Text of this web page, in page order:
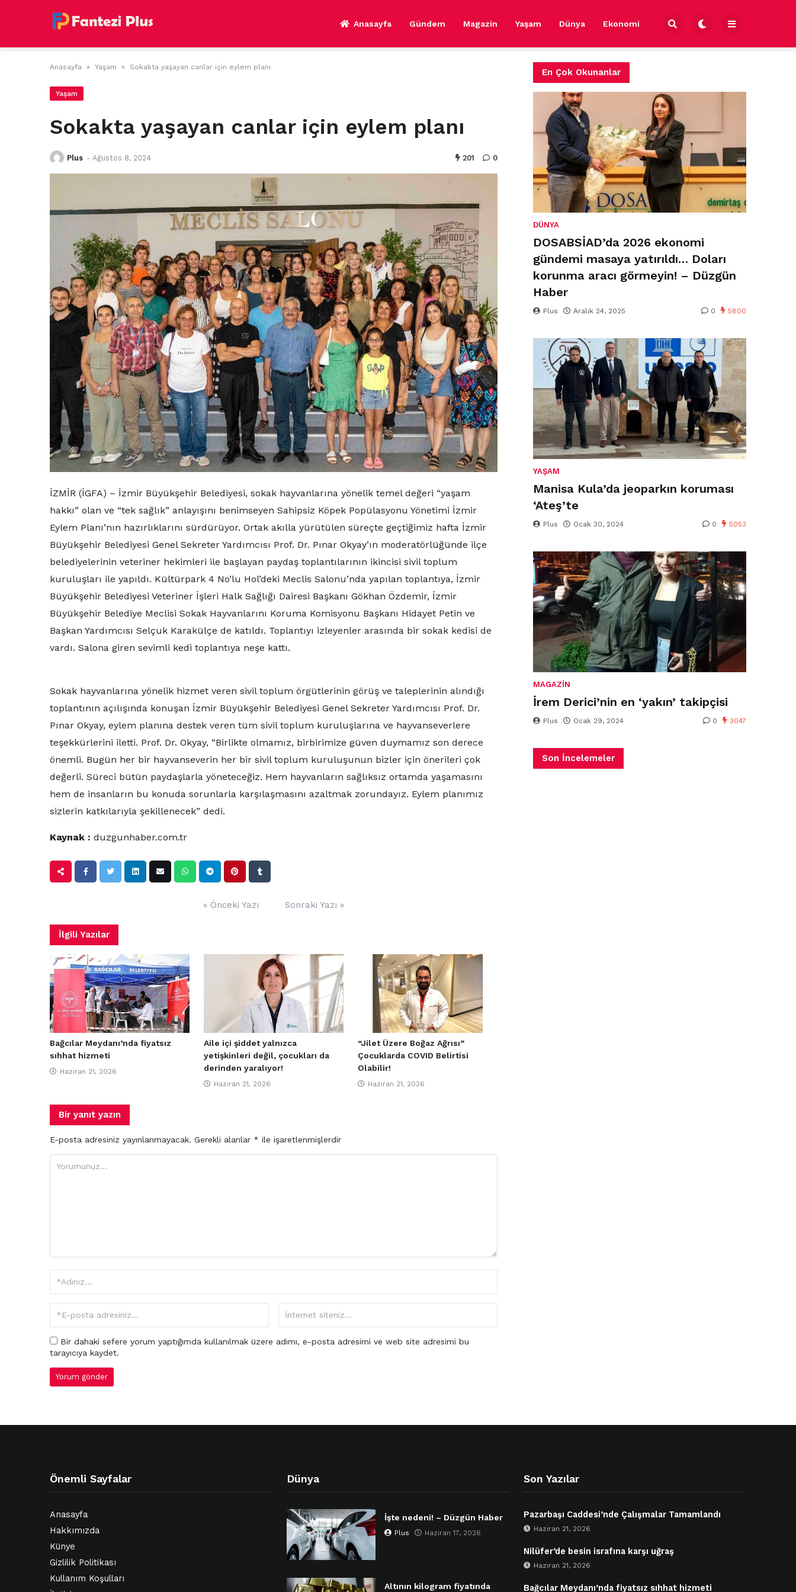
Anasayfa Gündem Magazin Yaşam Dünya Ekonomi
Anasayfa » Yaşam » Sokakta yaşayan canlar için eylem planı
Yaşam
Sokakta yaşayan canlar için eylem planı
Plus - Ağustos 8, 2024 201 0
İZMİR (İGFA) – İzmir Büyükşehir Belediyesi, sokak hayvanlarına yönelik temel değeri “yaşam
hakkı” olan ve “tek sağlık” anlayışını benimseyen Sahipsiz Köpek Popülasyonu Yönetimi İzmir
Eylem Planı’nın hazırlıklarını sürdürüyor. Ortak akılla yürütülen süreçte geçtiğimiz hafta İzmir
Büyükşehir Belediyesi Genel Sekreter Yardımcısı Prof. Dr. Pınar Okyay’ın moderatörlüğünde ilçe
belediyelerinin veteriner hekimleri ile başlayan paydaş toplantılarının ikincisi sivil toplum
kuruluşları ile yapıldı. Kültürpark 4 No’lu Hol’deki Meclis Salonu’nda yapılan toplantıya, İzmir
Büyükşehir Belediyesi Veteriner İşleri Halk Sağlığı Dairesi Başkanı Gökhan Özdemir, İzmir
Büyükşehir Belediye Meclisi Sokak Hayvanlarını Koruma Komisyonu Başkanı Hidayet Petin ve
Başkan Yardımcısı Selçuk Karakülçe de katıldı. Toplantıyı izleyenler arasında bir sokak kedisi de
vardı. Salona giren sevimli kedi toplantıya neşe kattı.
Sokak hayvanlarına yönelik hizmet veren sivil toplum örgütlerinin görüş ve taleplerinin alındığı
toplantının açılışında konuşan İzmir Büyükşehir Belediyesi Genel Sekreter Yardımcısı Prof. Dr.
Pınar Okyay, eylem planına destek veren tüm sivil toplum kuruluşlarına ve hayvanseverlere
teşekkürlerini iletti. Prof. Dr. Okyay, “Birlikte olmamız, birbirimize güven duymamız son derece
önemli. Bugün her bir hayvanseverin her bir sivil toplum kuruluşunun bizler için önerileri çok
değerli. Süreci bütün paydaşlarla yöneteceğiz. Hem hayvanların sağlıksız ortamda yaşamasını
hem de insanların bu konuda sorunlarla karşılaşmasını azaltmak zorundayız. Eylem planımız
sizlerin katkılarıyla şekillenecek” dedi.
Kaynak : duzgunhaber.com.tr
« Önceki Yazı Sonraki Yazı »
İlgili Yazılar
Bağcılar Meydanı’nda fiyatsız
sıhhat hizmeti
Haziran 21, 2026
Aile içi şiddet yalnızca
yetişkinleri değil, çocukları da
derinden yaralıyor!
Haziran 21, 2026
“Jilet Üzere Boğaz Ağrısı”
Çocuklarda COVID Belirtisi
Olabilir!
Haziran 21, 2026
Bir yanıt yazın
E-posta adresiniz yayınlanmayacak. Gerekli alanlar * ile işaretlenmişlerdir
Bir dahaki sefere yorum yaptığımda kullanılmak üzere adımı, e-posta adresimi ve web site adresimi bu
tarayıcıya kaydet.
En Çok Okunanlar
DÜNYA
DOSABSİAD’da 2026 ekonomi
gündemi masaya yatırıldı… Doları
korunma aracı görmeyin! – Düzgün
Haber
Plus Aralık 24, 2025 0 5800
YAŞAM
Manisa Kula’da jeoparkın koruması
‘Ateş’te
Plus Ocak 30, 2024 0 5053
MAGAZIN
İrem Derici’nin en ‘yakın’ takipçisi
Plus Ocak 29, 2024 0 3047
Son İncelemeler
Önemli Sayfalar
Anasayfa
Hakkımızda
Künye
Gizlilik Politikası
Kullanım Koşulları
Dünya
İşte nedeni! – Düzgün Haber
Plus Haziran 17, 2026
Altının kilogram fiyatında
Son Yazılar
Pazarbaşı Caddesi’nde Çalışmalar Tamamlandı
Haziran 21, 2026
Nilüfer’de besin israfına karşı uğraş
Haziran 21, 2026
Bağcılar Meydanı’nda fiyatsız sıhhat hizmeti